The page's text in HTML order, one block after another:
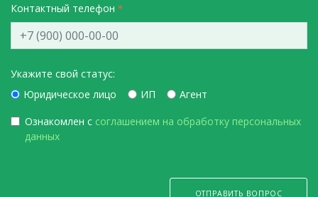
Контактный телефон
Укажите свой статус:
Юридическое лицо
ИП
Агент
Ознакомлен с соглашением на обработку персональных
данных
ОТПРАВИТЬ ВОПРОС